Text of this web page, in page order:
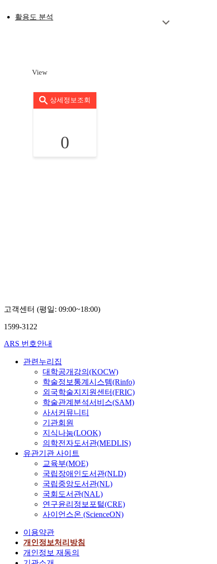
활용도 분석
View
상세정보조회
0
고객센터 (평일: 09:00~18:00)
1599-3122
ARS 번호안내
관련누리집
대학공개강의(KOCW)
학술정보통계시스템(Rinfo)
외국학술지지원센터(FRIC)
학술관계분석서비스(SAM)
사서커뮤니티
기관회원
지식나눔(LOOK)
의학전자도서관(MEDLIS)
유관기관 사이트
교육부(MOE)
국립장애인도서관(NLD)
국립중앙도서관(NL)
국회도서관(NAL)
연구윤리정보포털(CRE)
사이언스온 (ScienceON)
이용약관
개인정보처리방침
개인정보 재동의